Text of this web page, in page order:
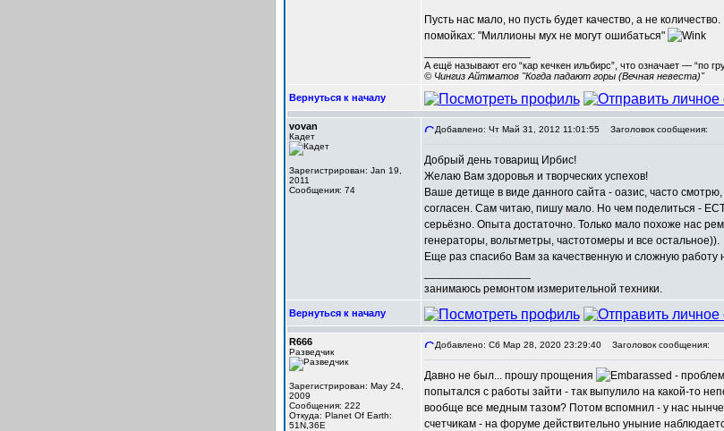
Пусть нас мало, но пусть будет качество, а не
помойках: "Миллионы мух не могут ошибаться"
А ещё называют его “кар кечкен ильбирс”, что означает — “по
© Чингиз Айтматов "Когда падают горы (Вечная невеста)"
Вернуться к началу
vovan
Кадет
Зарегистрирован: Jan 19,
2011
Сообщения: 74
Добавлено: Чт Май 31, 2012 11:01:55 Заголовок сообщения:
Добрый день товарищ Ирбис!
Желаю Вам здоровья и творческих успехов!
Ваше детище в виде данного сайта - оазис, часто
согласен. Сам читаю, пишу мало. Но чем поделиться -
серьёзно. Опыта достаточно. Только мало похоже нас
генераторы, вольтметры, частотомеры и все остальное)).
Еще раз спасибо Вам за качественную и сложную
занимаюсь ремонтом измерительной техники.
Вернуться к началу
R666
Разведчик
Зарегистрирован: May 24,
2009
Сообщения: 222
Откуда: Planet Of Earth:
51N,36E
Добавлено: Сб Мар 28, 2020 23:29:40 Заголовок сообщения:
Давно не был... прошу прощения
-
попытался с работы зайти - так выпулило на какой-то
вообще все медным тазом? Потом вспомнил - у нас
счетчикам - на форуме действительно уныние